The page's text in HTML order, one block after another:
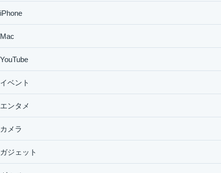
iPhone
Mac
YouTube
イベント
エンタメ
カメラ
ガジェット